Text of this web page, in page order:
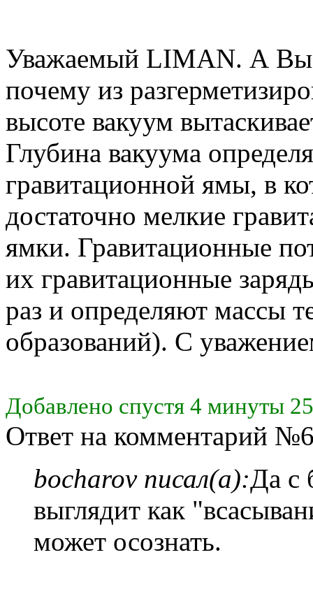
Уважаемый LIMAN. А Вы
почему из
высоте вакуум
Глубина вакуума
гравитационной ямы, в
достаточно мелкие
ямки. Гравитационные
их гравитационные
раз и определяют массы
образований). С
Добавлено спустя 4 минуты
Ответ на комментарий
bocharov писал(а):Да с
выглядит как
может осознать.